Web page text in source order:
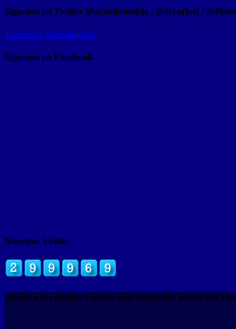
Síguenos en Twitter @acaeslanoticia / @rccarlosj /
Tweets by acaeslanoticia
Siguenos en Facebook
Nuestras Visitas
¡Invita a tus amigos a ganar criptomonedas juntos con